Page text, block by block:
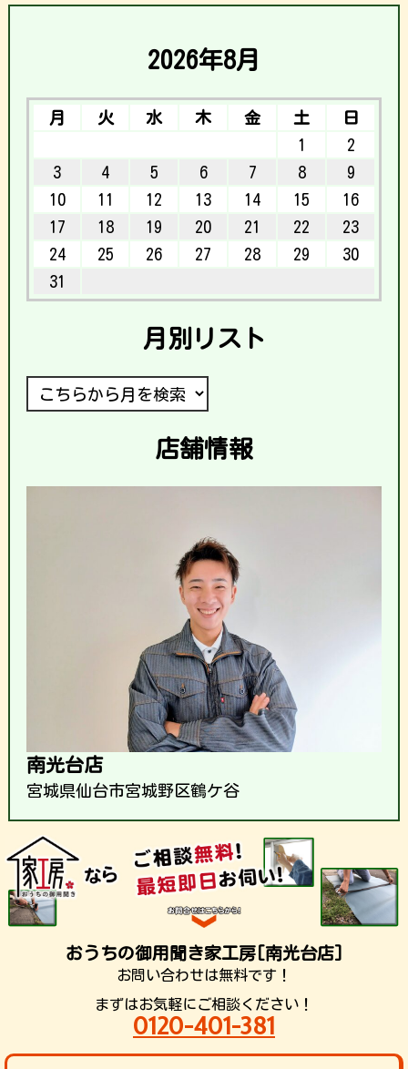
2026年8月
月 火 水 木 金 土
日
1
2
3
4 5 6 7 8
9
10
11 12 13 14 15
16
17
18 19 20 21 22
23
24
25 26 27 28 29
30
31
月別リスト
店舗情報
南光台店
宮城県仙台市宮城野区鶴ケ谷
おうちの御用聞き家工房[南光台店]
お問い合わせは無料です！
まずはお気軽にご相談ください！
0120-401-381